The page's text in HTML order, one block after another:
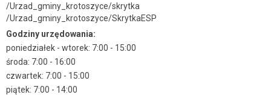
/Urzad_gminy_krotoszyce/skrytka
/Urzad_gminy_krotoszyce/SkrytkaESP
Godziny urzędowania:
poniedziałek - wtorek: 7:00 - 15:00
środa: 7:00 - 16:00
czwartek: 7:00 - 15:00
piątek: 7:00 - 14:00